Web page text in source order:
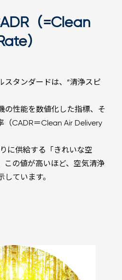
（=Clean
）
スタンダードは、“清浄スピ
の性能を数値化した指標、そ
（CADR＝Clean Air Delivery
に供給する「きれいな空
この値が高いほど、空気清浄
ています。